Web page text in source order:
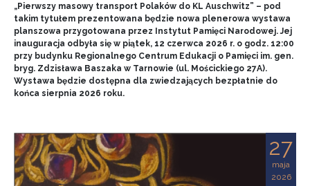
„Pierwszy masowy transport Polaków do KL Auschwitz” – pod
takim tytułem prezentowana będzie nowa plenerowa wystawa
planszowa przygotowana przez Instytut Pamięci Narodowej. Jej
inauguracja odbyła się w piątek, 12 czerwca 2026 r. o godz. 12:00
przy budynku Regionalnego Centrum Edukacji o Pamięci im. gen.
bryg. Zdzisława Baszaka w Tarnowie (ul. Mościckiego 27A).
Wystawa będzie dostępna dla zwiedzających bezpłatnie do
końca sierpnia 2026 roku.
27
maja
2026